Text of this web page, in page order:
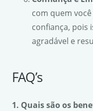
com quem
confiança, pois
agradável e
FAQ’s
1. Quais são os